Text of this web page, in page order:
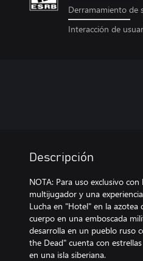
Derramamiento de
Interacción de
Descripción
NOTA: Para uso exclusivo
multijugador y una
Lucha en "Hotel" en la azotea
cuerpo en una emboscada
desarrolla en un pueblo ruso
the Dead" cuenta con
en una isla siberiana.